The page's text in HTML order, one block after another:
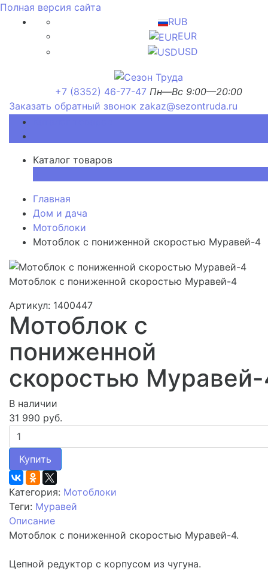
Полная версия сайта
RUB
EUR
USD
+7 (8352) 46-77-47 Пн—Вс 9:00—20:00
Заказать обратный звонок zakaz@sezontruda.ru
Каталог товаров
Главная
Дом и дача
Мотоблоки
Мотоблок с пониженной скоростью Муравей-4
Мотоблок с пониженной скоростью Муравей-4
Артикул: 1400447
Мотоблок с
пониженной
скоростью
В наличии
31 990 руб.
Купить
Категория: Мотоблоки
Теги: Муравей
Описание
Мотоблок с пониженной скоростью Муравей-4.
Цепной редуктор с корпусом из чугуна.